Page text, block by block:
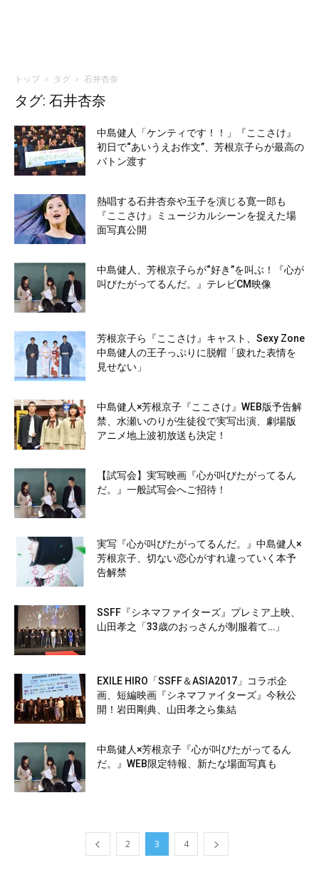
トップ タグ 石井杏奈
タグ: 石井杏奈
中島健人「ケンティです！！」『ここさけ』
初日で“あいうえお作文”、芳根京⼦らが最高の
バトン渡す
熱唱する石井杏奈や玉子を演じる寛⼀郎も
『ここさけ』ミュージカルシーンを捉えた場
面写真公開
中島健人、芳根京子らが“好き”を叫ぶ！『心が
叫びたがってるんだ。』テレビCM映像
芳根京⼦ら『ここさけ』キャスト、Sexy Zone
中島健人の王子っぷりに脱帽「疲れた表情を
見せない」
中島健人×芳根京子『ここさけ』WEB版予告解
禁、水瀬いのりが生徒役で実写出演、劇場版
アニメ地上波初放送も決定！
【試写会】実写映画『心が叫びたがってるん
だ。』一般試写会へご招待！
実写『心が叫びたがってるんだ。』中島健人×
芳根京子、切ない恋心がすれ違っていく本予
告解禁
SSFF『シネマファイターズ』プレミア上映、
山田孝之「33歳のおっさんが制服着て…」
EXILE HIRO「SSFF＆ASIA2017」コラボ企
画、短編映画『シネマファイターズ』今秋公
開！岩田剛典、山田孝之ら集結
中島健人×芳根京子『心が叫びたがってるん
だ。』WEB限定特報、新たな場面写真も
2 3 4